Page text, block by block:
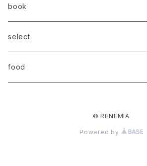
objet
art
stationery
西石垣友里子
與那覇朝大
book
select
REAL PLANTS
food
© RENEMIA
Powered by